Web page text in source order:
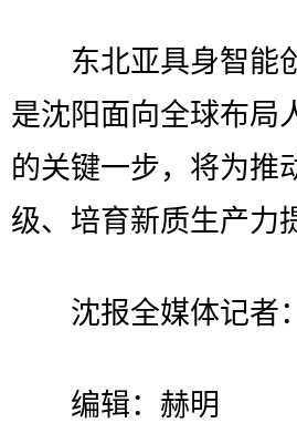
东北亚具身智能
是沈阳面向全球布局
的关键一步，将为推
级、培育新质生产力
沈报全媒体记者
编辑：赫明